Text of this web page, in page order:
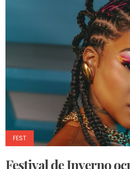
FEST
Festival de Inverno